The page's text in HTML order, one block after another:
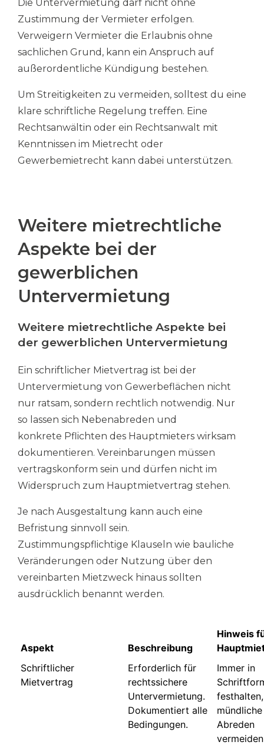
Die Untervermietung darf nicht ohne
Zustimmung der Vermieter erfolgen.
Verweigern Vermieter die Erlaubnis ohne
sachlichen Grund, kann ein Anspruch auf
außerordentliche Kündigung bestehen.
Um Streitigkeiten zu vermeiden, solltest du eine
klare schriftliche Regelung treffen. Eine
Rechtsanwältin oder ein Rechtsanwalt mit
Kenntnissen im Mietrecht oder
Gewerbemietrecht kann dabei unterstützen.
Weitere mietrechtliche
Aspekte bei der
gewerblichen
Untervermietung
Weitere mietrechtliche Aspekte bei
der gewerblichen Untervermietung
Ein schriftlicher Mietvertrag ist bei der
Untervermietung von Gewerbeflächen nicht
nur ratsam, sondern rechtlich notwendig. Nur
so lassen sich Nebenabreden und
konkrete Pflichten des Hauptmieters wirksam
dokumentieren. Vereinbarungen müssen
vertragskonform sein und dürfen nicht im
Widerspruch zum Hauptmietvertrag stehen.
Je nach Ausgestaltung kann auch eine
Befristung sinnvoll sein.
Zustimmungspflichtige Klauseln wie bauliche
Veränderungen oder Nutzung über den
vereinbarten Mietzweck hinaus sollten
ausdrücklich benannt werden.
Aspekt Beschreibung
Hinweis
Schriftlicher
Mietvertrag
Erforderlich für
rechtssichere
Untervermietung.
Dokumentiert alle
Bedingungen.
Immer in
festhalten,
mündliche
Abreden